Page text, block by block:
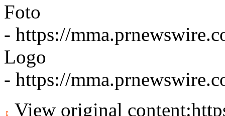
Foto
- https://
Logo
- https://
View original content: